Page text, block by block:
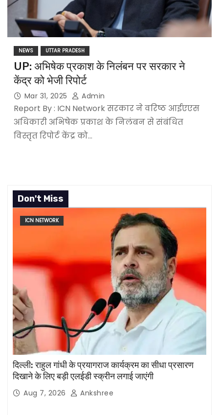
NEWS UTTAR PRADESH
UP: अभिषेक प्रकाश के निलंबन पर सरकार ने
केंद्र को भेजी रिपोर्ट
Mar 31, 2025 Admin
Report By : ICN Network सरकार ने वरिष्ठ आईएएस
अधिकारी अभिषेक प्रकाश के निलंबन से संबंधित
विस्तृत रिपोर्ट केंद्र को…
Don't Miss
ICN NETWORK
दिल्ली: राहुल गांधी के प्रयागराज कार्यक्रम का सीधा प्रसारण
दिखाने के लिए बड़ी एलईडी स्क्रीन लगाई जाएंगी
Aug 7, 2026 Ankshree